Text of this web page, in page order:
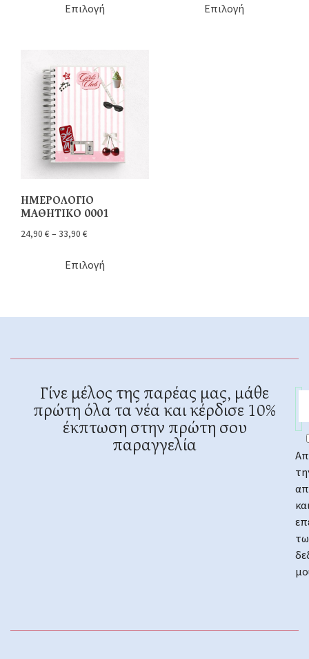
Επιλογή Επιλογή
ΗΜΕΡΟΛΟΓΙΟ
ΜΑΘΗΤΙΚΟ 0001
24,90 € – 33,90 €
Επιλογή
Γίνε μέλος της παρέας μας, μάθε
πρώτη όλα τα νέα και κέρδισε 10%
έκπτωση στην πρώτη σου
παραγγελία